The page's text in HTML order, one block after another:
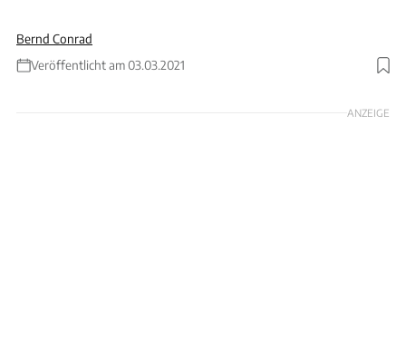
Bernd Conrad
Veröffentlicht am 03.03.2021
Foto: Polaris
ANZEIGE